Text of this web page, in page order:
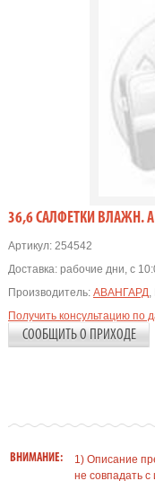
36,6 САЛФЕТКИ ВЛАЖН.
Артикул:254542
Доставка: рабочие дни, с
Производитель: АВАНГАРД,
Получить консультацию по
СООБЩИТЬ О ПРИХОДЕ
ВНИМАНИЕ:
1) Описание
не совпадать с